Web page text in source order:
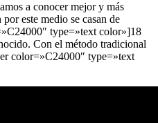
a conocer mejor y más
este medio se casan de
type=»text color»]18
Con el método tradicional
color=»C24000″ type=»text